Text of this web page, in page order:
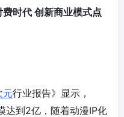
元行业报告》显示，
达到2亿，随着动漫IP化